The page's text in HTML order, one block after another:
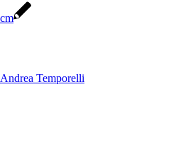
Andrea Temporelli